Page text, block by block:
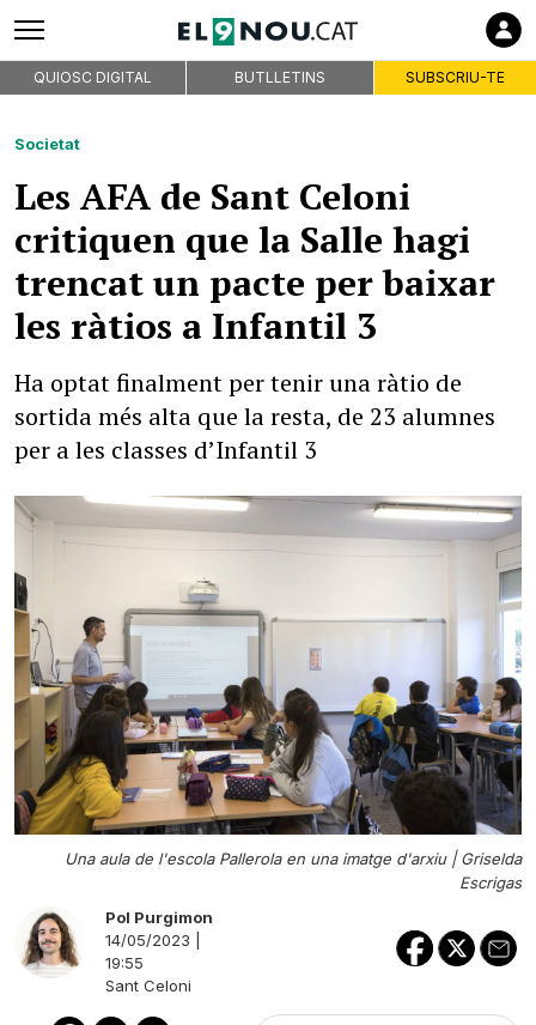
QUIOSC DIGITAL BUTLLETINS SUBSCRIU-TE
Societat
Les AFA de Sant Celoni
critiquen que la Salle hagi
trencat un pacte per baixar
les ràtios a Infantil 3
Ha optat finalment per tenir una ràtio de
sortida més alta que la resta, de 23 alumnes
per a les classes d’Infantil 3
Una aula de l'escola Pallerola en una imatge d'arxiu |Griselda
Escrigas
Pol Purgimon
14/05/2023 |
19:55
Sant Celoni